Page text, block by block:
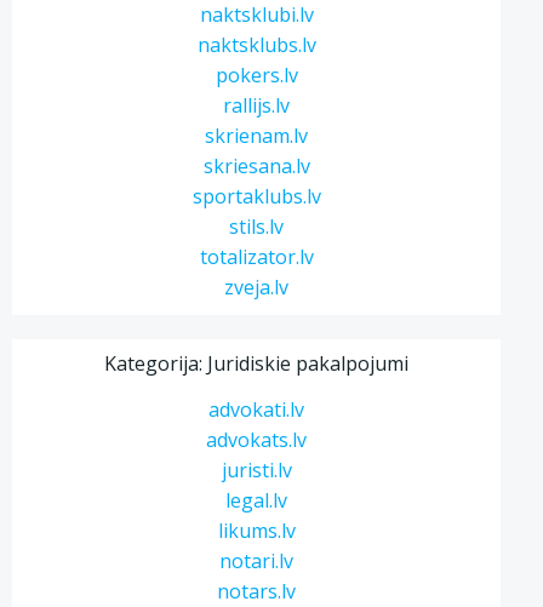
naktsklubi.lv
naktsklubs.lv
pokers.lv
rallijs.lv
skrienam.lv
skriesana.lv
sportaklubs.lv
stils.lv
totalizator.lv
zveja.lv
Kategorija: Juridiskie pakalpojumi
advokati.lv
advokats.lv
juristi.lv
legal.lv
likums.lv
notari.lv
notars.lv